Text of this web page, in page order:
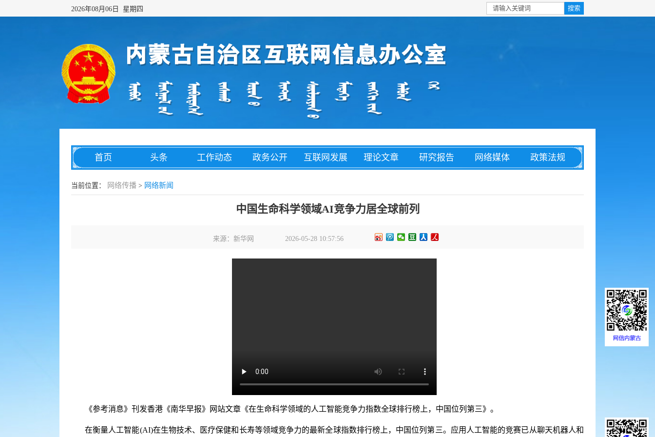
2026年08月06日 星期四
首页 头条 工作动态 政务公开 互联网发展 理论文章 研究报告 网络媒体 政策法规
网络传播 综合治理
骗
当前位置： 网络传播 > 网络新闻
中国生命科学领域AI竞争力居全球前列
来源：新华网 2026-05-28 10:57:56
《参考消息》刊发香港《南华早报》网站文章《在生命科学领域的人工智能竞争力指数全球排行榜上，中国位列第三》。
在衡量人工智能(AI)在生物技术、医疗保健和长寿等领域竞争力的最新全球指数排行榜上，中国位列第三。应用人工智能的竞赛已从聊天机器人和